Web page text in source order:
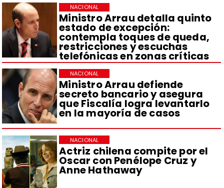
Ministro Arrau detalla quinto
estado de excepción:
contempla toques de queda,
restricciones y escuchas
telefónicas en zonas críticas
NACIONAL
Ministro Arrau defiende
secreto bancario y asegura
que Fiscalía logra levantarlo
en la mayoría de casos
NACIONAL
Actriz chilena compite por el
Oscar con Penélope Cruz y
Anne Hathaway
NACIONAL